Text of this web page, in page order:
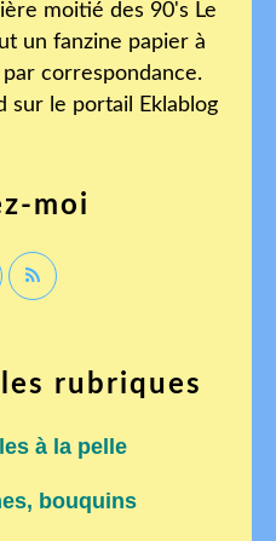
moitié des 90's Le
un fanzine papier à
correspondance.
sur le portail Eklablog
moi
rubriques
à la pelle
bouquins